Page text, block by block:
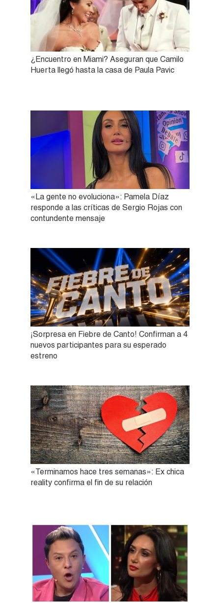
¿Encuentro en Miami? Aseguran que Camilo
Huerta llegó hasta la casa de Paula Pavic
«La gente no evoluciona»: Pamela Díaz
responde a las críticas de Sergio Rojas con
contundente mensaje
¡Sorpresa en Fiebre de Canto! Confirman a 4
nuevos participantes para su esperado
estreno
«Terminamos hace tres semanas»: Ex chica
reality confirma el fin de su relación